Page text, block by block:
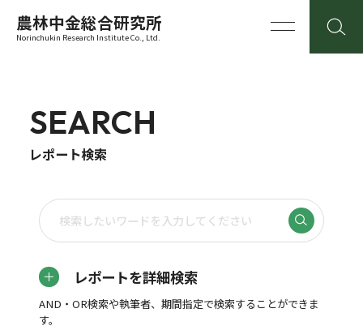
農林中金総合研究所
Norinchukin Research Institute Co., Ltd.
SEARCH
レポート検索
レポートを詳細検索
AND・OR検索や執筆者、期間指定で検索することができま
す。